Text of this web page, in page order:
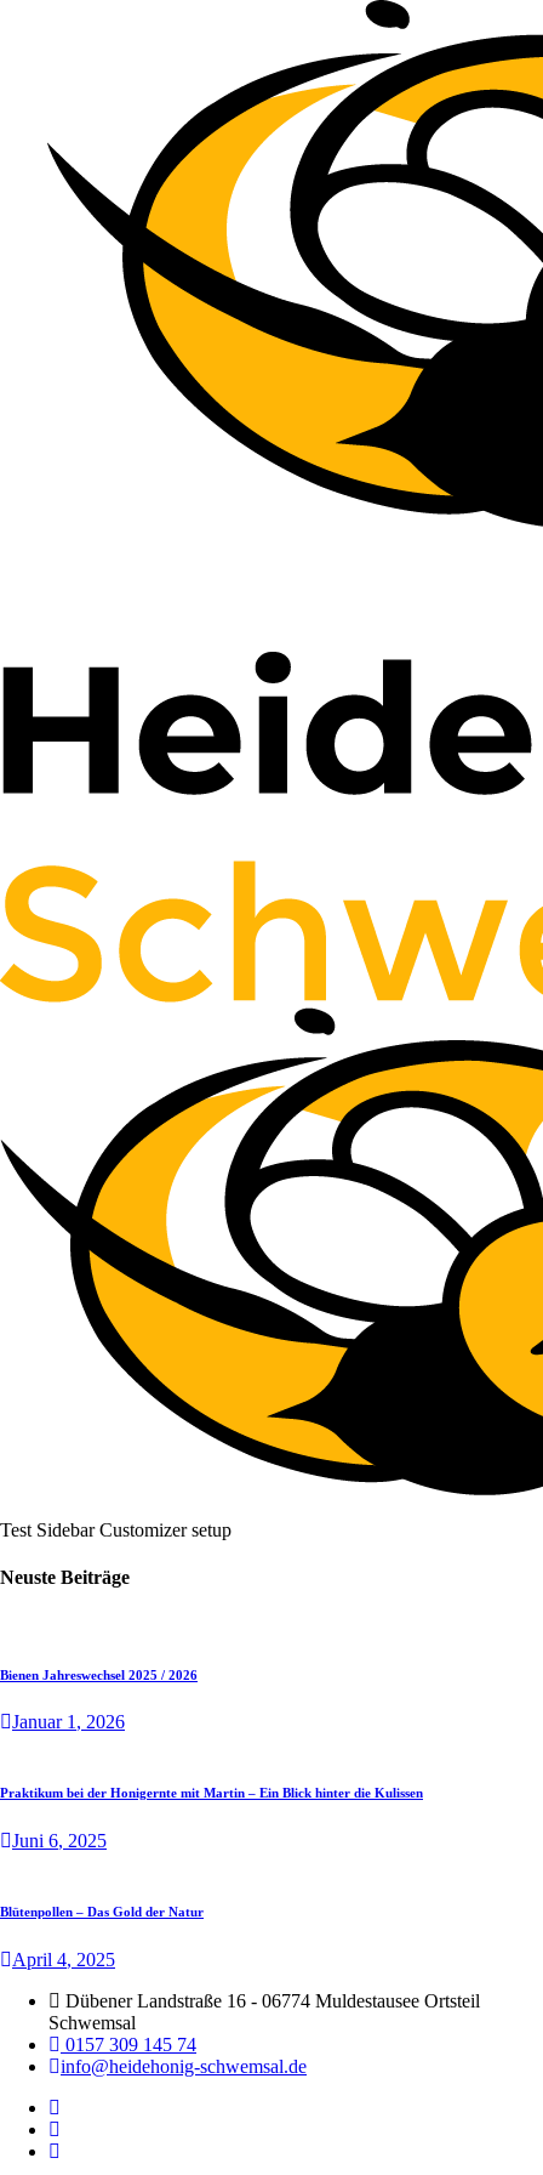
Test Sidebar Customizer setup
Neuste Beiträge
Bienen Jahreswechsel 2025 / 2026
Januar 1, 2026
Praktikum bei der Honigernte mit Martin – Ein Blick hinter die Kulissen
Juni 6, 2025
Blütenpollen – Das Gold der Natur
April 4, 2025
Dübener Landstraße 16 - 06774 Muldestausee Ortsteil
Schwemsal
0157 309 145 74
info@heidehonig-schwemsal.de